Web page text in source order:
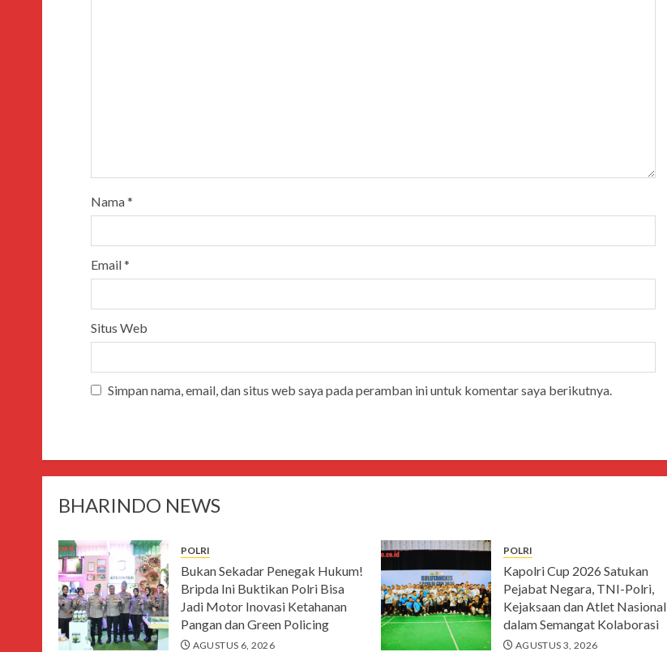
Nama*
Email*
Situs Web
Simpan nama, email, dan situs web saya pada peramban ini untuk komentar saya berikutnya.
BHARINDO NEWS
POLRI
Bukan Sekadar Penegak Hukum!
Bripda Ini Buktikan Polri Bisa
Jadi Motor Inovasi Ketahanan
Pangan dan Green Policing
AGUSTUS 6, 2026
POLRI
Kapolri Cup 2026 Satukan
Pejabat Negara, TNI-Polri,
Kejaksaan dan Atlet Nasional
dalam Semangat Kolaborasi
AGUSTUS 3, 2026